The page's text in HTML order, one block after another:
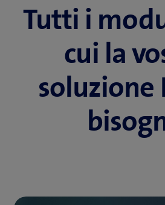
Tutti i
cui la
soluzione